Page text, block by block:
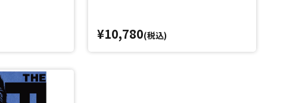
¥10,780(税込)